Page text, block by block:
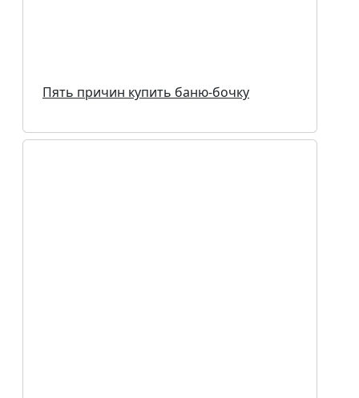
Пять причин купить баню-бочку